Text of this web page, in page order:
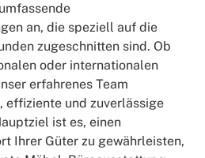
an, die speziell auf die
zugeschnitten sind. Ob
oder internationalen
erfahrenes Team
effiziente und zuverlässige
ist es, einen
Ihrer Güter zu gewährleisten,